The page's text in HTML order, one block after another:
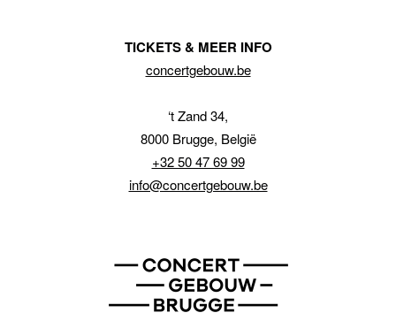
TICKETS & MEER INFO
concertgebouw.be
‘t Zand 34,
8000 Brugge, België
+32 50 47 69 99
info@concertgebouw.be